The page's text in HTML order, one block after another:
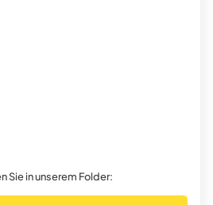
Sie in unserem Folder: